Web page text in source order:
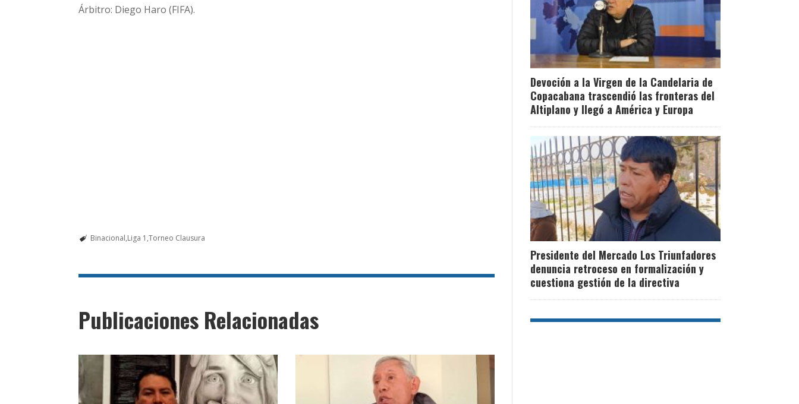
Árbitro: Diego Haro (FIFA).
Binacional Liga 1 Torneo Clausura
Publicaciones Relacionadas
Devoción a la Virgen de la Candelaria de
Copacabana trascendió las fronteras del
Altiplano y llegó a América y Europa
Presidente del Mercado Los Triunfadores
denuncia retroceso en formalización y
cuestiona gestión de la directiva